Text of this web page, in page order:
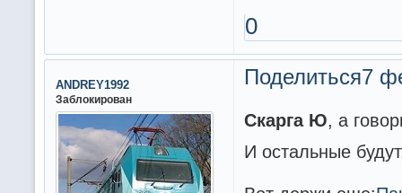
0
Поделиться7
ANDREY1992
Заблокирован
Скарга Ю, а
И остальные